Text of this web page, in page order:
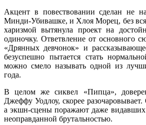
Акцент в повествовании сделан не
Минди-Убивашке, и Хлоя Морец, без
харизмой вытянула проект на
одиночку. Ответвление от основного
«Дрянных девчонок» и
безуспешно пытается стать
можно смело называть одной из
года.
В целом же сиквел «Пипца»,
Джеффу Уодлоу, скорее
а экшн-сцены поражают даже
неоправданной брутальностью.